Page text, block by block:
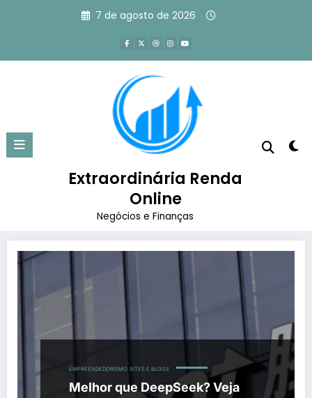
7 de agosto de 2026
Extraordinária Renda
Online
Negócios e Finanças
Tag: inteligência artitificial
tencent
Página inicial inteligência artitificial tencent
EMPREENDEDORISMO SITES E BLOGS
Melhor que DeepSeek? Veja